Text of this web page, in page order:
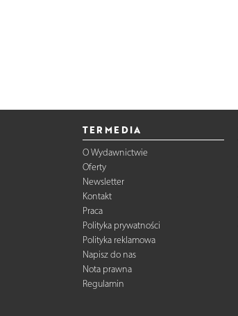
TERMEDIA
O Wydawnictwie
Oferty
Newsletter
Kontakt
Praca
Polityka prywatności
Polityka reklamowa
Napisz do nas
Nota prawna
Regulamin